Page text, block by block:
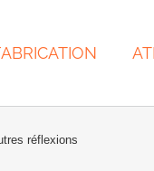
réflexions